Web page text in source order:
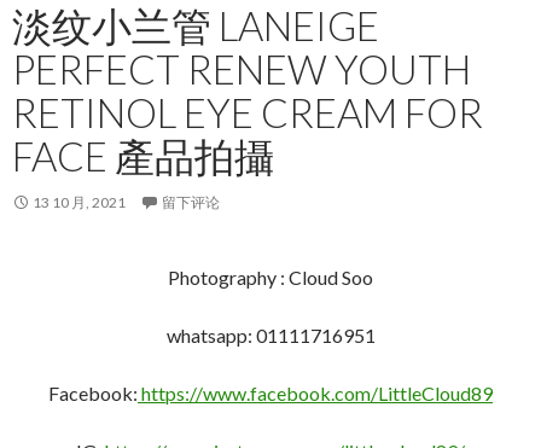
淡纹小兰管 LANEIGE
PERFECT RENEW YOUTH
RETINOL EYE CREAM FOR
FACE 產品拍攝
13 10 月, 2021 留下评论
Photography : Cloud Soo
whatsapp: 01111716951
Facebook: https://www.facebook.com/LittleCloud89